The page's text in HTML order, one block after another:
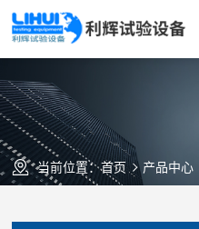
当前位置：首页 产品中心